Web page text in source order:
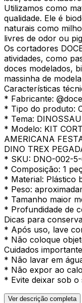
Utilizamos como
qualidade. Ele é
naturais como
livres de odor ou
Os cortadores
atividades, como
doces modelados,
massinha de
Características
* Fabricante:
* Tipo do produto:
* Tema:
* Modelo: KIT
AMERICANA
DINO TREX
* SKU: DNO-002-
* Composição: 1
* Material: Plástico
* Peso:
* Tamanho maior
* Profundidade de
Dicas para
* Após uso, lave
* Não coloque
Cuidados
* Não lavar em
* Não expor ao
* Evite deixar sob o
Ver descrição completa